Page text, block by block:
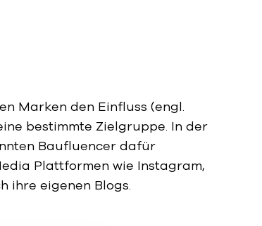
Marken den Einfluss (engl.
bestimmte Zielgruppe. In der
Baufluencer dafür
Plattformen wie Instagram,
ihre eigenen Blogs.